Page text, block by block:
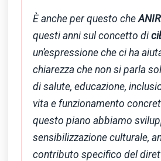
È anche per questo cheANIR
questi anni sul concetto di
un’espressione che ci ha
chiarezza che non si parla
di salute, educazione,
vita e funzionamento
questo piano abbiamo
sensibilizzazione culturale,
contributo specifico del